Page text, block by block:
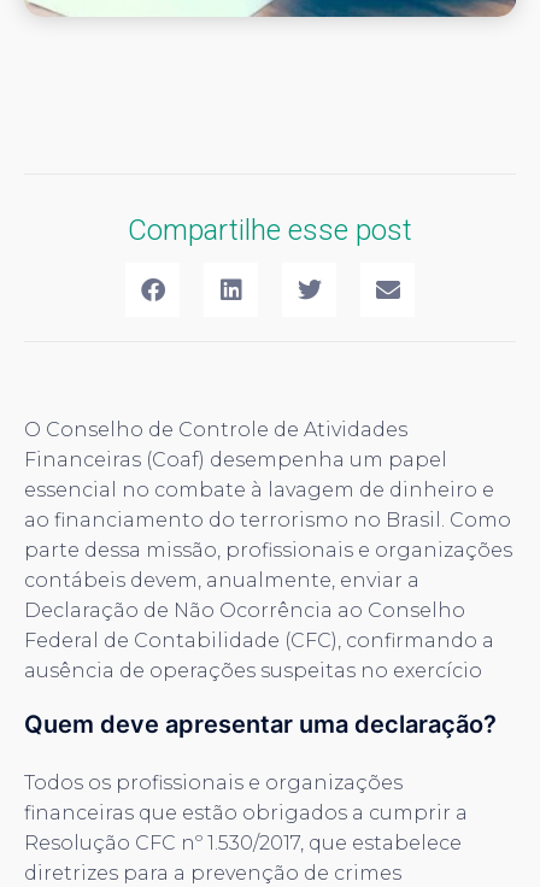
Compartilhe esse post
O Conselho de Controle de Atividades
Financeiras (Coaf) desempenha um papel
essencial no combate à lavagem de dinheiro e
ao financiamento do terrorismo no Brasil. Como
parte dessa missão, profissionais e organizações
contábeis devem, anualmente, enviar a
Declaração de Não Ocorrência ao Conselho
Federal de Contabilidade (CFC), confirmando a
ausência de operações suspeitas no exercício
Quem deve apresentar uma declaração?
Todos os profissionais e organizações
financeiras que estão obrigados a cumprir a
Resolução CFC nº 1.530/2017, que estabelece
diretrizes para a prevenção de crimes